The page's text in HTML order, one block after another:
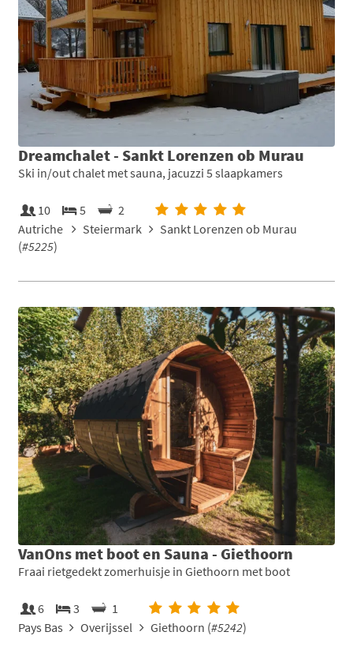
Dreamchalet - Sankt Lorenzen ob Murau
Ski in/out chalet met sauna, jacuzzi 5 slaapkamers
10 5
2
Autriche
Steiermark
Sankt Lorenzen ob Murau
(#5225)
VanOns met boot en Sauna - Giethoorn
Fraai rietgedekt zomerhuisje in Giethoorn met boot
6 3
1
Pays Bas
Overijssel Giethoorn (#5242)